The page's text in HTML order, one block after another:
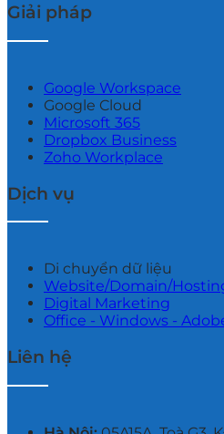
Giải pháp
Google Workspace
Google Cloud
Microsoft 365
Dropbox Business
Zoho Workplace
Dịch vụ
Di chuyển dữ liệu
Website/Domain/
Digital Marketing
Office - Windows -
Liên hệ